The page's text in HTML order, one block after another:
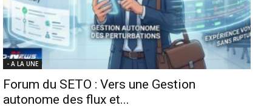
- A LA UNE
Forum du SETO : Vers une Gestion
autonome des flux et...